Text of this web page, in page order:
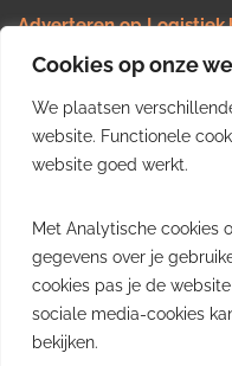
Cookies op onze
We plaatsen
website. Functionele
website goed werkt.
Met Analytische cookies
gegevens over je
cookies pas je de
sociale media-cookies
bekijken.
Adverteren op
Nieuws insturen
Uw video op Logistiek.TV
Job plaatsen
Gratis
inzichten uit de